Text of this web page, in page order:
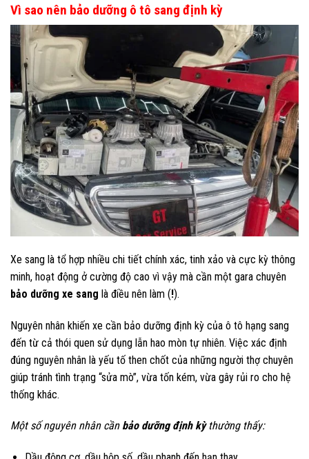
Vì sao nên bảo dưỡng ô tô sang định kỳ
Xe sang là tổ hợp nhiều chi tiết chính xác, tinh xảo và cực kỳ thông
minh, hoạt động ở cường độ cao vì vậy mà cần một gara chuyên
bảo dưỡng xe sang là điều nên làm (!).
Nguyên nhân khiến xe cần bảo dưỡng định kỳ của ô tô hạng sang
đến từ cả thói quen sử dụng lẫn hao mòn tự nhiên. Việc xác định
đúng nguyên nhân là yếu tố then chốt của những người thợ chuyên
giúp tránh tình trạng “sửa mò”, vừa tốn kém, vừa gây rủi ro cho hệ
thống khác.
Một số nguyên nhân cần bảo dưỡng định kỳthường thấy: